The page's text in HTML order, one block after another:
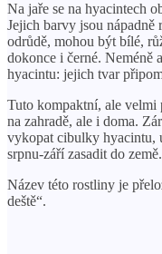
Na jaře se na hyacintech
Jejich barvy jsou
odrůdě, mohou být bílé,
dokonce i černé. Neméně
hyacintu: jejich tvar
Tuto kompaktní, ale velmi
na zahradě, ale i doma.
vykopat cibulky hyacintu,
srpnu-září zasadit do země.
Název této rostliny je
deště“.